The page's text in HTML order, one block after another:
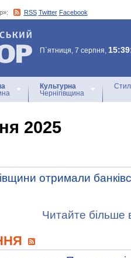
RSS Twitter Facebook
П`ятниця, 7 серпня,
Культурна
Чернігівщина
2025
отримали
Читайте більше